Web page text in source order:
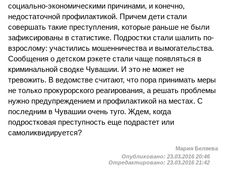
социально-экономическими причинами, и конечно,
недостаточной профилактикой. Причем дети стали
совершать такие преступления, которые раньше не были
зафиксированы в статистике. Подростки стали шалить по-
взрослому: участились мошенничества и вымогательства.
Сообщения о детском рэкете стали чаще появляться в
криминальной сводке Чувашии. И это не может не
тревожить. В ведомстве считают, что пора принимать меры
не только прокурорского реагирования, а решать проблемы
нужно предупреждением и профилактикой на местах. С
последним в Чувашии очень туго. Ждем, когда
подростковая преступность еще подрастет или
самоликвидируется?
Мария Беляева
Опубликовано: 23.03.2016 20:46
Отредактировано: 23.03.2016 21:42